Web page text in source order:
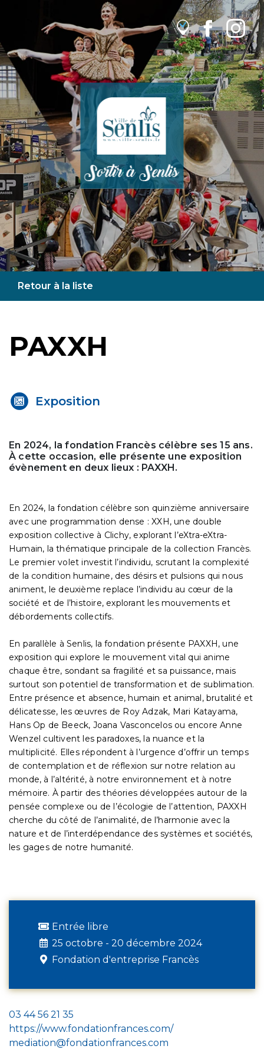
Retour à la liste
PAXXH
Exposition
En 2024, la fondation Francès célèbre ses 15 ans.
À cette occasion, elle présente une exposition
évènement en deux lieux : PAXXH.
En 2024, la fondation célèbre son quinzième anniversaire
avec une programmation dense : XXH, une double
exposition collective à Clichy, explorant l’eXtra-eXtra-
Humain, la thématique principale de la collection Francès.
Le premier volet investit l’individu, scrutant la complexité
de la condition humaine, des désirs et pulsions qui nous
animent, le deuxième replace l’individu au cœur de la
société et de l’histoire, explorant les mouvements et
débordements collectifs.
En parallèle à Senlis, la fondation présente PAXXH, une
exposition qui explore le mouvement vital qui anime
chaque être, sondant sa fragilité et sa puissance, mais
surtout son potentiel de transformation et de sublimation.
Entre présence et absence, humain et animal, brutalité et
délicatesse, les œuvres de Roy Adzak, Mari Katayama,
Hans Op de Beeck, Joana Vasconcelos ou encore Anne
Wenzel cultivent les paradoxes, la nuance et la
multiplicité. Elles répondent à l’urgence d’offrir un temps
de contemplation et de réflexion sur notre relation au
monde, à l’altérité, à notre environnement et à notre
mémoire. À partir des théories développées autour de la
pensée complexe ou de l’écologie de l’attention, PAXXH
cherche du côté de l’animalité, de l’harmonie avec la
nature et de l’interdépendance des systèmes et sociétés,
les gages de notre humanité.
Entrée libre
25 octobre - 20 décembre 2024
Fondation d'entreprise Francès
03 44 56 21 35
https://www.fondationfrances.com/
mediation@fondationfrances.com